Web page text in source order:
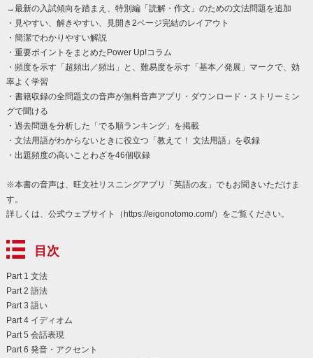
→最新の入試傾向を踏まえ、特別編「読解・作文」のための文法問題を追加
・見やすい、解きやすい、見開き2ページ完結のレイアウト
・簡潔でわかりやすい解説
・重要ポイントをまとめたPower Up!コラム
・頻度を示す「超頻出／頻出」と、難易度を示す「基本／発展」マークで、効
率よく学習
・書籍収録の全問題文の音声が無料音声アプリ・ダウンロード・ストリーミン
グで聞ける
・過去問題を分析した「でる順ランキング」を掲載
・文法用語がわからないときに役立つ「教えて！ 文法用語」を収録
・出題頻度の高いことわざを46個収録
※本書の音声は、旺文社リスニングアプリ「英語の友」でもお聞きいただけま
す。
詳しくは、公式ウェブサイト（https://eigonotomo.com/）をご覧ください。
目次
Part 1 文法
Part 2 語法
Part 3 語い
Part 4 イディオム
Part 5 会話表現
Part 6 発音・アクセント